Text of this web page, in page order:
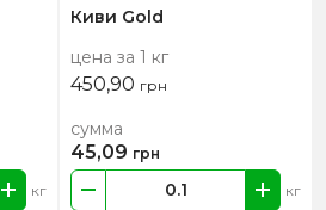
кг
Киви Gold
цена за 1 кг
450,90 грн
кг
сумма
45,09 грн